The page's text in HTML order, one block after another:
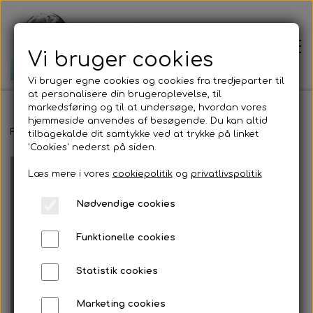
Forside
Prisliste
Jordens bevægelser
Forside Earthingprodukter Earthinghovedpudebetræk -
Vi bruger cookies
Vi bruger egne cookies og cookies fra tredjeparter til
at personalisere din brugeroplevelse, til
markedsføring og til at undersøge, hvordan vores
hjemmeside anvendes af besøgende. Du kan altid
tilbagekalde dit samtykke ved at trykke på linket
'Cookies' nederst på siden.
Læs mere i vores cookiepolitikog privatlivspolitik
Nødvendige cookies
Funktionelle cookies
Statistik cookies
Marketing cookies